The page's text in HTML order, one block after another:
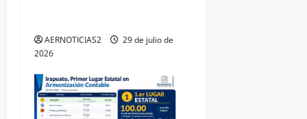
AERNOTICIAS2
29 de julio de
2026